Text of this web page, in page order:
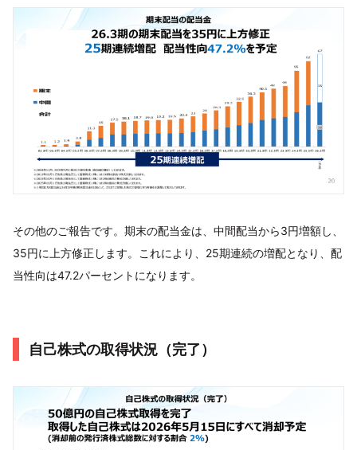
その他のご報告です。期末の配当金は、中間配当から3円増額し、
35円に上方修正します。これにより、25期連続の増配となり、配
当性向は47.2パーセントになります。
自己株式の取得状況（完了）